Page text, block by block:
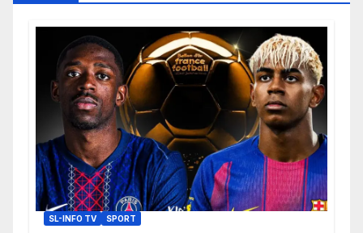
SL-INFO TV SPORT